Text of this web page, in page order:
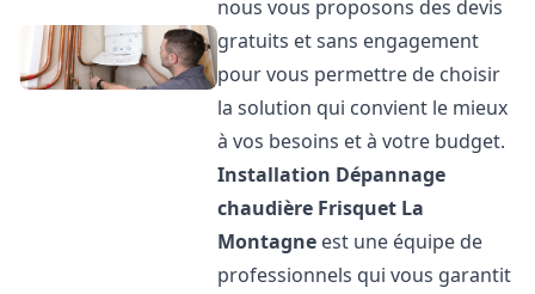
nous vous proposons des devis
gratuits et sans engagement
pour vous permettre de choisir
la solution qui convient le mieux
à vos besoins et à votre budget.
Installation Dépannage
chaudière Frisquet La
Montagne est une équipe de
professionnels qui vous garantit